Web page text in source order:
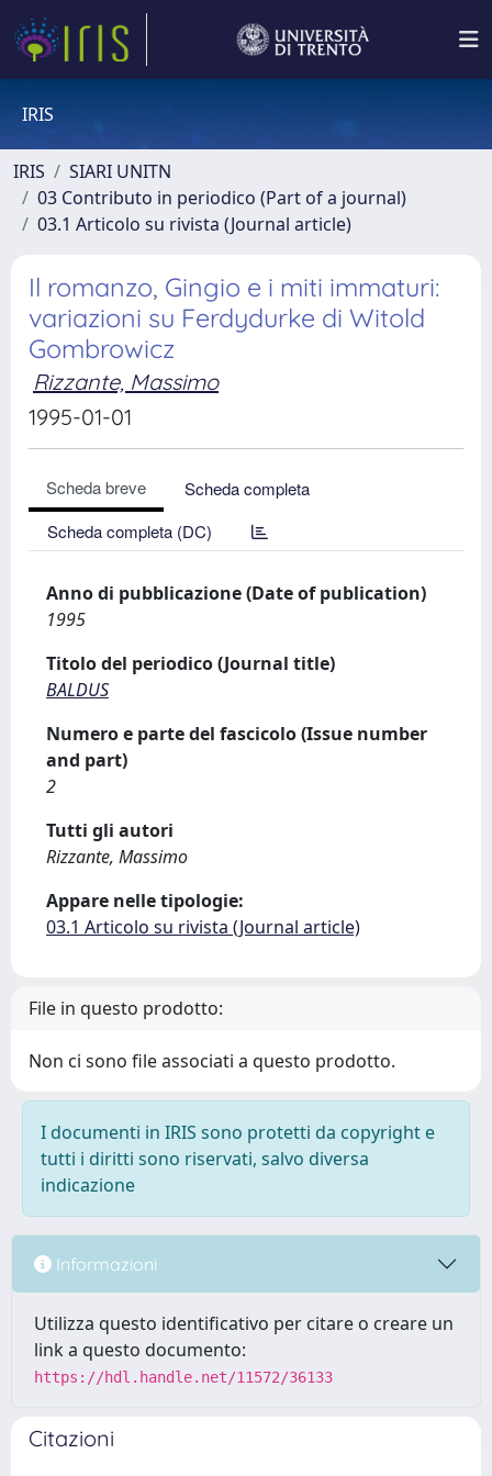
IRIS
IRIS
SIARI UNITN
03 Contributo in periodico (Part of a journal)
03.1 Articolo su rivista (Journal article)
Il romanzo, Gingio e i miti immaturi:
variazioni su Ferdydurke di Witold
Gombrowicz
Rizzante, Massimo
1995-01-01
Scheda breve
Scheda completa
Scheda completa (DC)
Anno di pubblicazione (Date of publication)
1995
Titolo del periodico (Journal title)
BALDUS
Numero e parte del fascicolo (Issue number
and part)
2
Tutti gli autori
Rizzante, Massimo
Appare nelle tipologie:
03.1 Articolo su rivista (Journal article)
File in questo prodotto:
Non ci sono file associati a questo prodotto.
I documenti in IRIS sono protetti da copyright e
tutti i diritti sono riservati, salvo diversa
indicazione
Informazioni
Utilizza questo identificativo per citare o creare un
link a questo documento:
https://hdl.handle.net/11572/36133
Citazioni